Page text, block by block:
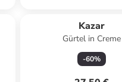
Kazar
Gürtel in Creme
-60%